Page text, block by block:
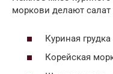
моркови делают
Куриная
Корейская